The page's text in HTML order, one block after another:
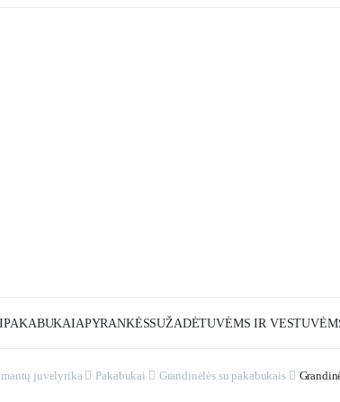
PAKABUKAIAPYRANKĖSSUŽADĖTUVĖMS IR
juvelyrika Pakabukai Grandinėlės su pakabukais